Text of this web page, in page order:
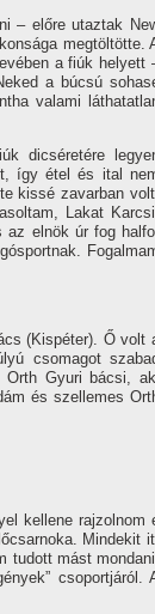
– előre utaztak
megtöltötte.
a fiúk helyett
a búcsú
valami
dicséretére
í­gy étel és ital
kissé zavarban
Lakat
az elnök úr fog
(Kispéter). Ő volt
csomagot
Orth Gyuri bácsi,
és szellemes
kellene rajzolnom
Mindekit
tudott mást
csoportjáról.